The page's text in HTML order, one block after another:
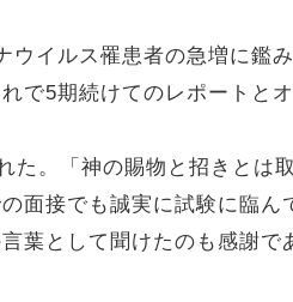
イルス罹患者の急増に鑑
で5期続けてのレポートと
た。「神の賜物と招きとは
面接でも誠実に試験に臨ん
葉として聞けたのも感謝で